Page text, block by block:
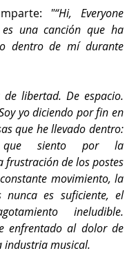
"“Hi, Everyone
es una canción que ha
dentro de mí durante
libertad. De espacio.
yo diciendo por fin en
que he llevado dentro:
siento por la
frustración de los postes
movimiento, la
nunca es suficiente, el
ineludible.
enfrentado al dolor de
industria musical.